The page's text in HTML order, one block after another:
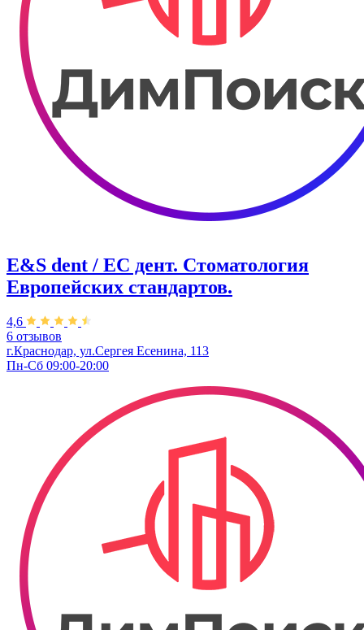
E&S dent / ЕС дент. Стоматология
Европейских стандартов.
4,6
6 отзывов
г.Краснодар, ул.Сергея Есенина, 113
Пн-Сб 09:00-20:00